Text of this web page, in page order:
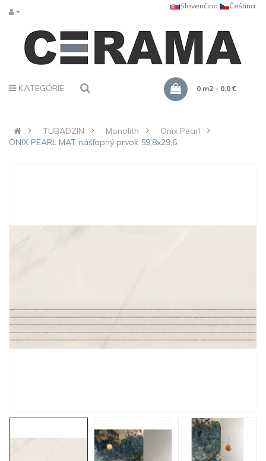
Čeština
Slovenčina
KATEGÓRIE 0 m2 - 0,0 €
TUBADZIN Monolith
Onix Pearl
ONIX PEARL MAT nášľapný prvok 59,8x29,6